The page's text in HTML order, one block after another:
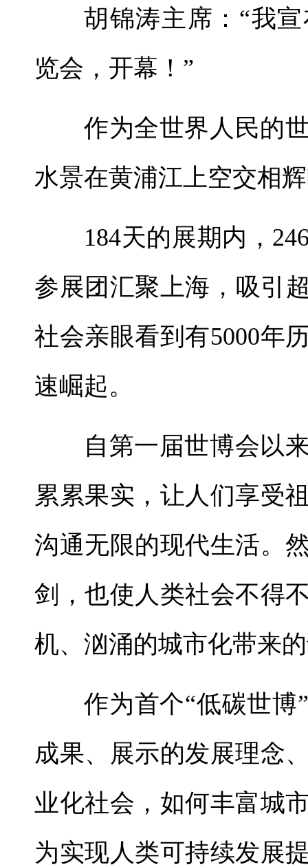
胡锦涛主席：“我
览会，开幕！”
作为全世界人民的
水景在黄浦江上空交相
184天的展期内，
参展团汇聚上海，吸引
社会亲眼看到有5000年
速崛起。
自第一届世博会以
累累果实，让人们享受
沟通无限的现代生活。
剑，也使人类社会不得
机、汹涌的城市化带来
作为首个“低碳世
成果、展示的发展理念
业化社会，如何丰富城
为实现人类可持续发展